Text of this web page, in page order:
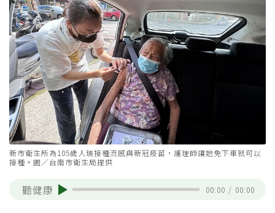
新市衛生所為105歲人瑞接種流感與新冠疫苗，護理師讓她免下車就可以
接種。圖／台南市衛生局提供
聽健康 00:00 / 00:00